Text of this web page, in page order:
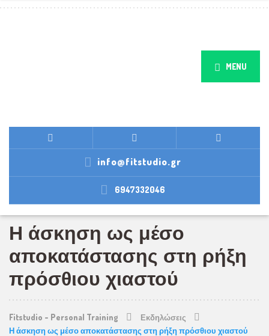
MENU
info@fitstudio.gr
6947332046
Η άσκηση ως μέσο
αποκατάστασης στη ρήξη
πρόσθιου χιαστού
Fitstudio - Personal Training
Εκδηλώσεις
Η άσκηση ως μέσο αποκατάστασης στη ρήξη πρόσθιου χιαστού